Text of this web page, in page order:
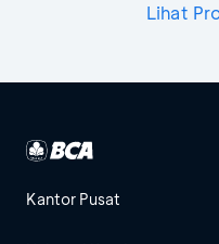
Lihat
Kantor Pusat